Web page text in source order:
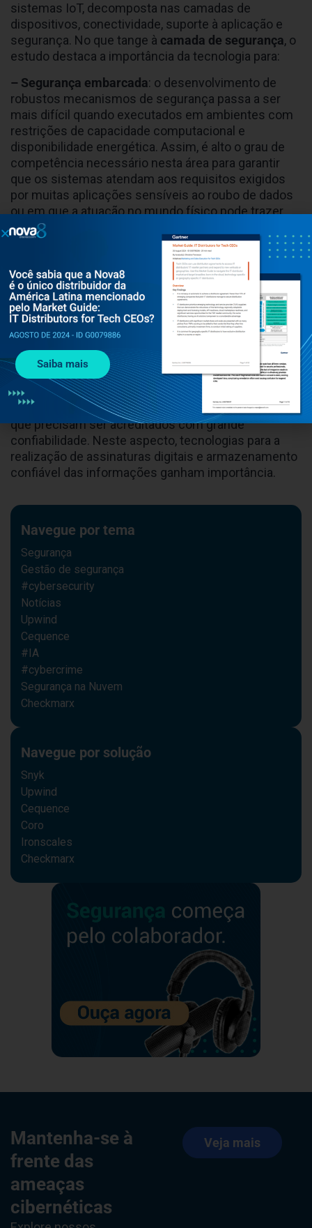
sistemas IoT, decomposta nas camadas de
dispositivos, conectividade, suporte à aplicação e
segurança. No que tange à camada de segurança, o
estudo destaca a importância da tecnologia para:
– Segurança embarcada: o desenvolvimento de
robustos mecanismos de segurança passa a ser
mais difícil quando executados em ambientes com
restrições de capacidade computacional e
disponibilidade energética. Assim, é alto o grau de
competência necessário nesta área para garantir
que os sistemas atendam aos requisitos exigidos
por muitas aplicações sensíveis ao roubo de dados
ou em que a atuação no mundo físico pode trazer
perdas financeiras ou mesmos da seguridade das
pessoas.
– Segurança de redes
: A criticidade na segurança da
informação de algumas aplicações IoT também se
estende à rede de comunicação. Duas questões se
destacam nesta área: o ingresso dos dispositivos na
rede de acesso e a prevenção de ataques de
negação de serviço.
– Acreditação da informação: várias operações
realizadas a partir da interação com o mundo físico
geram registros digitais armazenados em nuvem,
que precisam ser acreditados com grande
confiabilidade. Neste aspecto, tecnologias para a
realização de assinaturas digitais e armazenamento
confiável das informações ganham importância.
Navegue por tema
Segurança
Gestão de segurança
#cybersecurity
Notícias
Upwind
Cequence
#IA
#cybercrime
Segurança na Nuvem
Checkmarx
Navegue por solução
Snyk
Upwind
Cequence
Coro
Ironscales
Checkmarx
Mantenha-se à
frente das
ameaças
cibernéticas
Veja mais
Saiba mais